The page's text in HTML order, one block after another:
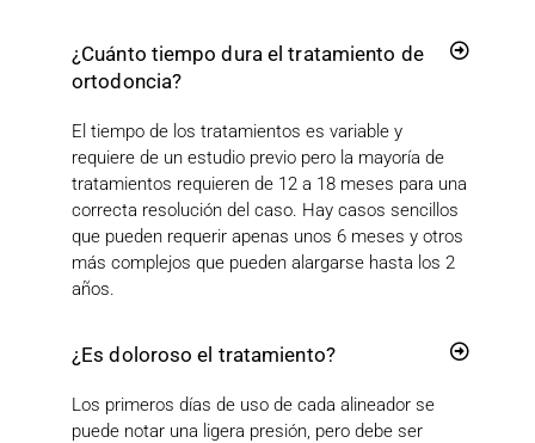
¿Cuánto tiempo dura el tratamiento de
ortodoncia?
El tiempo de los tratamientos es variable y
requiere de un estudio previo pero la mayoría de
tratamientos requieren de 12 a 18 meses para una
correcta resolución del caso. Hay casos sencillos
que pueden requerir apenas unos 6 meses y otros
más complejos que pueden alargarse hasta los 2
años.
¿Es doloroso el tratamiento?
Los primeros días de uso de cada alineador se
puede notar una ligera presión, pero debe ser